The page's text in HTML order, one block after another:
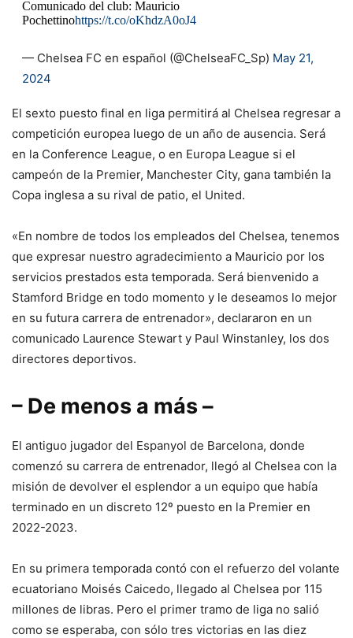
Comunicado del club: Mauricio
Pochettinohttps://t.co/oKhdzA0oJ4
— Chelsea FC en español (@ChelseaFC_Sp) May 21,
2024
El sexto puesto final en liga permitirá al Chelsea regresar a
competición europea luego de un año de ausencia. Será
en la Conference League, o en Europa League si el
campeón de la Premier, Manchester City, gana también la
Copa inglesa a su rival de patio, el United.
«En nombre de todos los empleados del Chelsea, tenemos
que expresar nuestro agradecimiento a Mauricio por los
servicios prestados esta temporada. Será bienvenido a
Stamford Bridge en todo momento y le deseamos lo mejor
en su futura carrera de entrenador», declararon en un
comunicado Laurence Stewart y Paul Winstanley, los dos
directores deportivos.
– De menos a más –
El antiguo jugador del Espanyol de Barcelona, donde
comenzó su carrera de entrenador, llegó al Chelsea con la
misión de devolver el esplendor a un equipo que había
terminado en un discreto 12º puesto en la Premier en
2022-2023.
En su primera temporada contó con el refuerzo del volante
ecuatoriano Moisés Caicedo, llegado al Chelsea por 115
millones de libras. Pero el primer tramo de liga no salió
como se esperaba, con sólo tres victorias en las diez